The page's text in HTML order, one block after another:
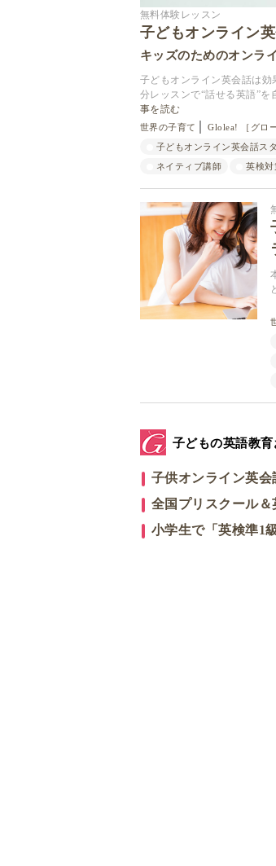
無料体験レッスン
子どもオンライン
キッズのためのオンラ
子どもオンライン英会話は
分レッスンで“話せる英語”
事を読む
世界の子育て
Glolea! ［グロ
子どもオンライン英会話ス
ネイティブ講師
英検対
子どもの英語教
子供オンライン英会
全国プリスクール＆
小学生で「英検準1